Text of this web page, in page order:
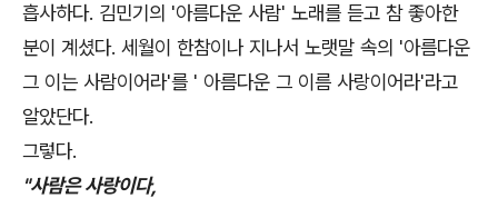
흡사하다. 김민기의 '아름다운 사람' 노래를 듣고 참 좋아한
분이 계셨다. 세월이 한참이나 지나서 노랫말 속의 '아름다운
그 이는 사람이어라'를 ' 아름다운 그 이름 사랑이어라'라고
알았단다.
그렇다.
"사람은 사랑이다,